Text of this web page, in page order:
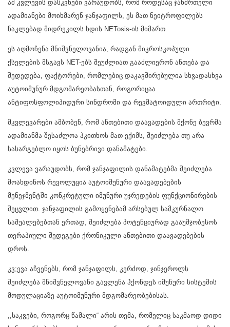
ამ კვლევის დასკვნები ვარაუდობს, რომ როდესაც ჯანმრთელი
ადამიანები მოიხმარენ ჯანჯაფილს, ეს მათ ნეიტროფილებს
ნაკლებად მიდრეკილს ხდის NETosis-ის მიმართ.
ეს აღმოჩენა მნიშვნელოვანია, რადგან მიკროსკოპული
ქსელების მსგავს NET-ებს შეუძლიათ გააძლიერონ ანთება და
შედედება, ფაქტორები, რომლებიც დაკავშირებულია სხვადასხვა
აუტოიმუნურ მდგომარეობასთან, როგორიცაა
ანტიფოსფოლიპიდური სინდრომი და რევმატოიდული ართრიტი.
მკვლევარები ამბობენ, რომ ანთებითი დაავადების მქონე ბევრმა
ადამიანმა შესაძლოა ჰკითხოს მათ ექიმს, შეიძლება თუ არა
სასარგებლო იყოს ბუნებრივი დანამატები.
კვლევა ვარაუდობს, რომ ჯანჯაფილის დანამატებმა შეიძლება
მოახდინოს რევოლუცია აუტოიმუნური დაავადებების
მენეჯმენტში კონკრეტული იმუნური უჯრედების ფუნქციონირების
შეცვლით. ჯანჯაფილის გამოყენებამ არსებულ სამკურნალო
საშუალებებთან ერთად, შეიძლება პოტენციურად გააუმჯობესოს
თერაპიული შედეგები ქრონიკული ანთებითი დაავადებების
დროს.
კვ;ევა აჩვენებს, რომ ჯანჯაფილს, კერძოდ, ჯინჯეროლს
შეიძლება მნიშვნელოვანი გავლენა ჰქონდეს იმუნური სისტემის
მოდულაციაზე აუტოიმუნური მდგომარეობებისას.
,,საკვები, როგორც წამალი“ არის თემა, რომელიც საკმაოდ დიდი